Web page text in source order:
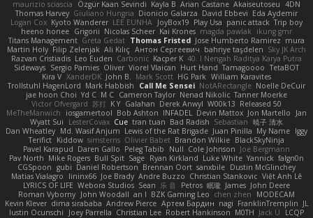
maurizio sciascia
Özgür Kaan Sevindi Kayla B Arian Castane Akaiseutoseu 4DN
Thomas Harvey Giuliano Hungria Dionicio Galarza David Ebbevi Eda Aydemir
Logan Cox Kyoto Wanderer LEE EUNHA JoyBox19 Play Usa panic attack Trip boy
heeno honee Grigorii Nicolas Scheer Kai Krones magda pawlak
ikung gmr
Titans Management Greta Gedat Thomas Fristed Jose Humberto Ramirez mura
Martin Holy Filip Zelenjak Ali Kılıç Антон Сергеевич bahriye taşdelen Sky JK Arch
Razvan Cristiadis Leo Euden Carbonic Kacper K 40. I Nengah Raditya Karya Putra
Sideways Sergio Pamies Oliver Viorel Vlaican Hurt Hand Tamagoooo TetaBOT
Kira V XanderDK John B. Mark Scott HG Park William Karavites
Trollstuhl HagenLord Mark Habbish Call Me Sensei NotARectangle Noelle DeCuir
jae hoon Choi Yd C M C Cameron Taylor Nenad Nikolic Tanner Moerke
Victor Ofvergard 苏打 K Y Galahan Derek Anwyl W00k13 Released 50
MeTheManwich
iosgamertool Bob Ashton INFADEL Devin Mattox Jon Martello
Jan
Wyatt Sui
LesterCovax Cue tran tuan Bad Radish Sebastian 暁子 清水
Dan Wheatley Md. Wasif Anjum Lewis of the Rat Brigade Juan Pinilla My Name Iggy
Terifict Kiddow simsterns Olivier Babet Brandon Wilkie BlackSkyNinja
Pavel Karapud Daren Gallo Peleg Tabib Null Cole Johnson Joe Bergmann
Pav North Mike Rogers Bull Spit Sage Ryan Kirkland Luke White Yannick falgn0n
CGSpoon gubi Daniel Robertson Brennan Oort sanxbile Dustin McGlinchey
Matias Vialagro
lininx66 Joe Brady Andre Buzzo Christian Stankovic Việt Anh Lê
LYRICS OF LIFE Webora Studios Sean 乐 音 Petros 眠瓏 James John Deere
Roman Vyborny John Woodall an l BZK Gaming Leo chen zhen
MODECAM
Kevin Klever dima sirababa Andrew Pierce Артем Бардин nagi FranklinTremplin JL
Iustin Ocunschi
Joey Parrella Christian Lee Robert Hankinson M0TH Jack Ü
LCQP